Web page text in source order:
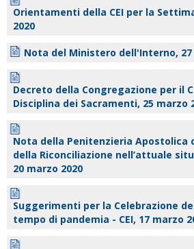
Orientamenti della CEI per la
2020
Nota del Ministero dell'Interno, 27
Decreto della Congregazione per il
Disciplina dei Sacramenti, 25 marzo
Nota della Penitenzieria Apostolica
della Riconciliazione nell’attuale
20 marzo 2020
Suggerimenti per la Celebrazione
tempo di pandemia - CEI, 17 marzo